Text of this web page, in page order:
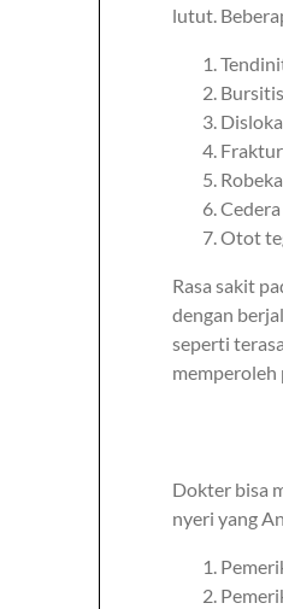
lutut.
Otot
Rasa sakit
dengan
seperti
memperoleh
Dokter bisa
nyeri yang